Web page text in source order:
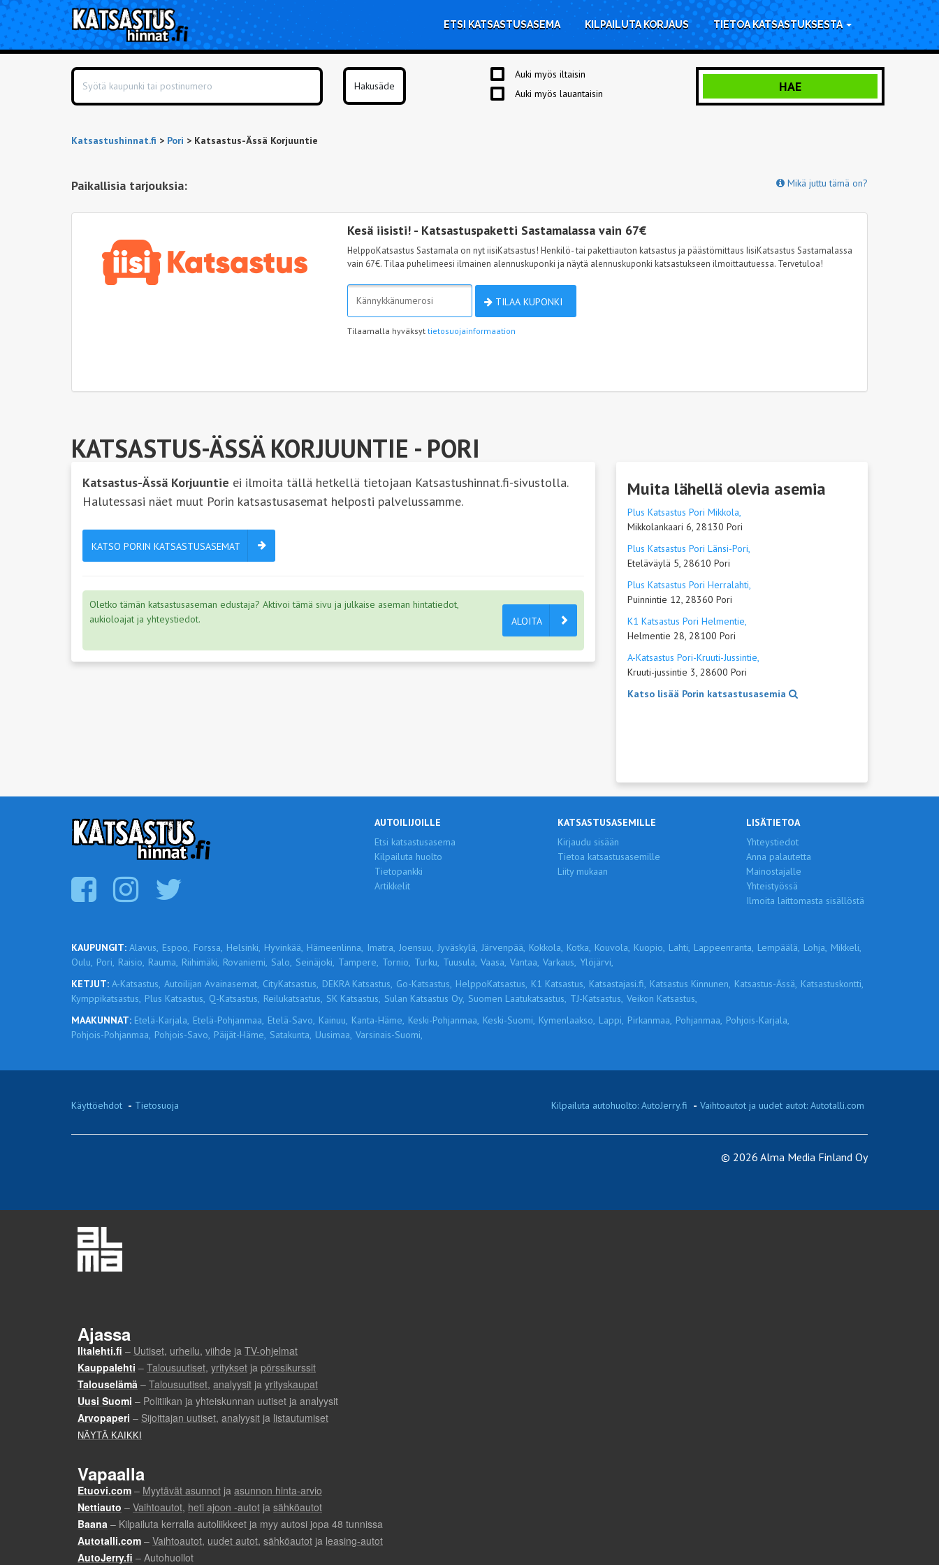
ETSI KATSASTUSASEMA KILPAILUTA KORJAUS TIETOA KATSASTUKSESTA
Auki myös iltaisin
Auki myös lauantaisin
HAE
Katsastushinnat.fi > Pori > Katsastus-Ässä Korjuuntie
Paikallisia tarjouksia: Mikä juttu tämä on?
Kesä iisisti! - Katsastuspaketti Sastamalassa vain 67€
HelppoKatsastus Sastamala on nyt iisiKatsastus! Henkilö- tai pakettiauton katsastus ja päästömittaus IisiKatsastus Sastamalassa
vain 67€. Tilaa puhelimeesi ilmainen alennuskuponki ja näytä alennuskuponki katsastukseen ilmoittautuessa. Tervetuloa!
TILAA KUPONKI
Tilaamalla hyväksyttietosuojainformaation
KATSASTUS-ÄSSÄ KORJUUNTIE - PORI
Katsastus-Ässä Korjuuntie ei ilmoita tällä hetkellä tietojaan Katsastushinnat.fi-sivustolla.
Halutessasi näet muut Porin katsastusasemat helposti palvelussamme.
KATSO PORIN KATSASTUSASEMAT
ALOITA
Oletko tämän katsastusaseman edustaja? Aktivoi tämä sivu ja julkaise aseman hintatiedot,
aukioloajat ja yhteystiedot.
Muita lähellä olevia asemia
Plus Katsastus Pori Mikkola,
Mikkolankaari 6, 28130 Pori
Plus Katsastus Pori Länsi-Pori,
Eteläväylä 5, 28610 Pori
Plus Katsastus Pori Herralahti,
Puinnintie 12, 28360 Pori
K1 Katsastus Pori Helmentie,
Helmentie 28, 28100 Pori
A-Katsastus Pori-Kruuti-Jussintie,
Kruuti-jussintie 3, 28600 Pori
Katso lisää Porin katsastusasemia
AUTOILIJOILLE
Etsi katsastusasema
Kilpailuta huolto
Tietopankki
Artikkelit
KATSASTUSASEMILLE
Kirjaudu sisään
Tietoa katsastusasemille
Liity mukaan
LISÄTIETOA
Yhteystiedot
Anna palautetta
Mainostajalle
Yhteistyössä
Ilmoita laittomasta sisällöstä
KAUPUNGIT: Alavus, Espoo, Forssa, Helsinki, Hyvinkää, Hämeenlinna, Imatra, Joensuu, Jyväskylä, Järvenpää, Kokkola, Kotka, Kouvola, Kuopio, Lahti, Lappeenranta, Lempäälä, Lohja, Mikkeli,
Oulu, Pori, Raisio, Rauma, Riihimäki, Rovaniemi, Salo, Seinäjoki, Tampere, Tornio, Turku, Tuusula, Vaasa, Vantaa, Varkaus, Ylöjärvi,
KETJUT: A-Katsastus, Autoilijan Avainasemat, CityKatsastus, DEKRA Katsastus, Go-Katsastus, HelppoKatsastus, K1 Katsastus, Katsastajasi.fi, Katsastus Kinnunen, Katsastus-Ässä, Katsastuskontti,
Kymppikatsastus, Plus Katsastus, Q-Katsastus, Reilukatsastus, SK Katsastus, Sulan Katsastus Oy, Suomen Laatukatsastus, TJ-Katsastus, Veikon Katsastus,
MAAKUNNAT: Etelä-Karjala, Etelä-Pohjanmaa, Etelä-Savo, Kainuu, Kanta-Häme, Keski-Pohjanmaa, Keski-Suomi, Kymenlaakso, Lappi, Pirkanmaa, Pohjanmaa, Pohjois-Karjala,
Pohjois-Pohjanmaa, Pohjois-Savo, Päijät-Häme, Satakunta, Uusimaa, Varsinais-Suomi,
Käyttöehdot - Tietosuoja Kilpailuta autohuolto: AutoJerry.fi - Vaihtoautot ja uudet autot: Autotalli.com
© 2026 Alma Media Finland Oy